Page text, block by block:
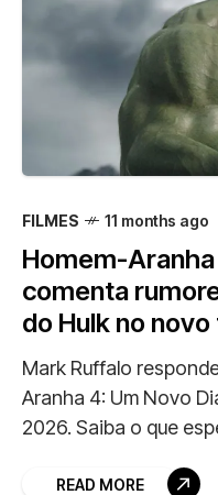
FILMES 11 months ago
Homem-
comenta
do Hulk no
Mark Ruffalo
Aranha 4: Um Novo
2026. Saiba o que
READ MORE